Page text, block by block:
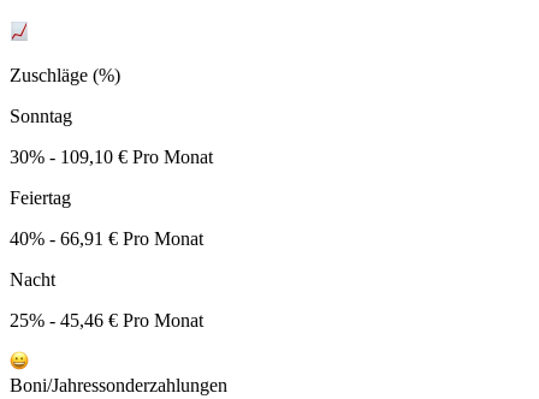
Zuschläge (%)
Sonntag
30% - 109,10 € Pro Monat
Feiertag
40% - 66,91 € Pro Monat
Nacht
25% - 45,46 € Pro Monat
Boni/Jahressonderzahlungen